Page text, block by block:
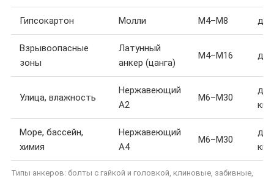
Гипсокартон Молли M4–M8 до
Взрывоопасные
зоны
Латунный
анкер (цанга)
M4–M16 до
Улица, влажность
Нержавеющий
A2
M6–M30
до
кг
Море, бассейн,
химия
Нержавеющий
A4
M6–M30
до
кг
Типы анкеров: болты с гайкой и головкой, клиновые, забивные,